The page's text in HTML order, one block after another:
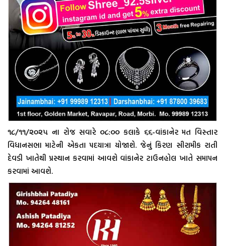
૧૮/૧૧/૨૦૨૫ ના રોજ સવારે ૦૮:૦૦ કલાકે ૬૬-વાંકાનેર મત વિસ્તાર
વિધાનસભા માટેની એકતા પદયાત્રા યોજાશે. જેનું કિરણ સીરામીક રાતી
દેવડી ખાતેથી પ્રસ્થાન કરવામાં આવશે વાંકાનેર ટાઉનહોલ ખાતે સમાપન
કરવામાં આવશે.